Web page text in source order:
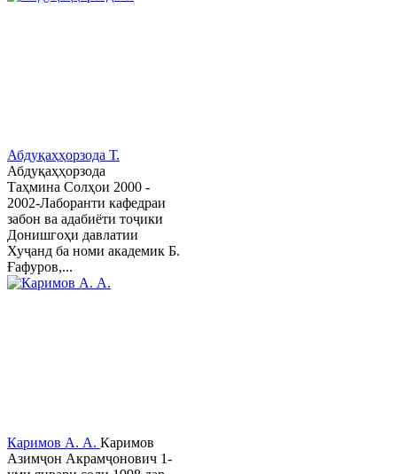
Абдуқаҳҳорзода Т.
Абдуқаҳҳорзода
Таҳмина Солҳои 2000 -
2002-Лаборанти кафедраи
забон ва адабиёти тоҷики
Донишгоҳи давлатии
Хуҷанд ба номи академик Б.
Ғафуров,...
Каримов А. А. Каримов
Азимҷон Акрамҷонович 1-